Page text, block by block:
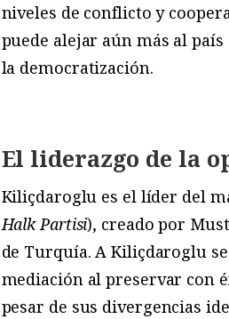
niveles de conflicto y
puede alejar aún más al
la democratización.
El liderazgo de la
Kiliçdaroglu es el líder del
Halk Partisi), creado por
de Turquía. A Kiliçdaroglu
mediación al preservar con
pesar de sus divergencias